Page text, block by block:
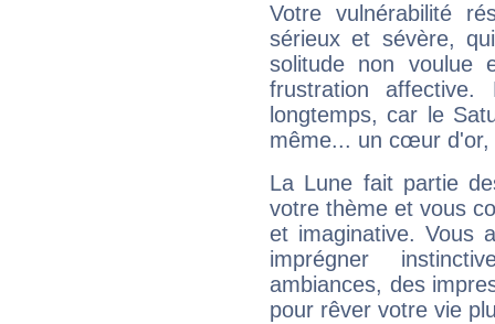
Votre vulnérabilité
sérieux et sévère,
solitude non voulue
frustration
longtemps, car le
même... un cœur d'or,
La Lune fait partie
votre thème et vous
et imaginative. Vous
imprégner
ambiances, des
pour rêver votre vie